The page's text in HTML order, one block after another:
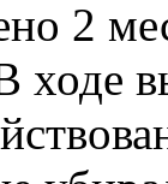
2
ходе